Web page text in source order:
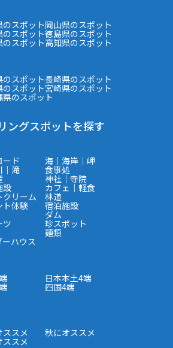
のスポット岡山県のスポット
のスポット徳島県のスポット
のスポット高知県のスポット
のスポット長崎県のスポット
のスポット宮崎県のスポット
県のスポット
ングスポットを探す
ード 海｜海岸｜岬
｜滝 食事処
神社｜寺院
設 カフェ｜軽食
クリーム 林道
ト体験 宿泊施設
ダム
ツ 珍スポット
麺類
ーハウス
日本本土4端
四国4端
ススメ 秋にオススメ
スメ